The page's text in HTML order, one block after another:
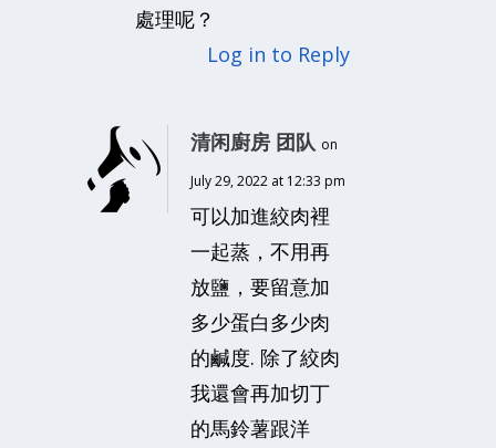
處理呢？
Log in to Reply
清闲廚房 团队 on
July 29, 2022 at 12:33 pm
可以加進絞肉裡
一起蒸，不用再
放鹽，要留意加
多少蛋白多少肉
的鹹度. 除了絞肉
我還會再加切丁
的馬鈴薯跟洋